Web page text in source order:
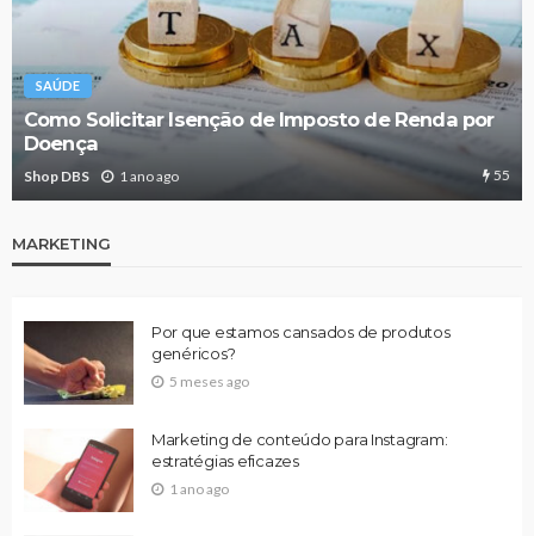
SAÚDE
Como Solicitar Isenção de Imposto de Renda por
Doença
Shop DBS 1 ano ago 55
MARKETING
Por que estamos cansados de produtos
genéricos?
5 meses ago
Marketing de conteúdo para Instagram:
estratégias eficazes
1 ano ago